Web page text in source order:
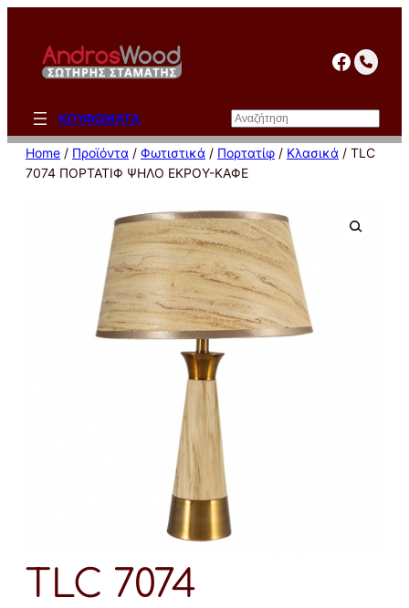
περιεχόμενο
ΚΟΥΦΩΜΑΤΑ Αναζήτηση
Home / Προϊόντα / Φωτιστικά / Πορτατίφ / Κλασικά / TLC
7074 ΠΟΡΤΑΤΙΦ ΨΗΛΟ ΕΚΡΟΥ-ΚΑΦΕ
TLC 7074